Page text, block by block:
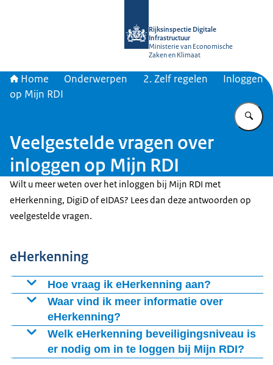
Rijksinspectie Digitale
Infrastructuur
Ministerie van Economische
Zaken en Klimaat
Home Onderwerpen 2. Zelf regelen
Inloggen
op Mijn RDI
Veelgestelde vragen over
inloggen op Mijn RDI
Wilt u meer weten over het inloggen bij Mijn RDI met
eHerkenning, DigiD of eIDAS? Lees dan deze antwoorden op
veelgestelde vragen.
eHerkenning
Hoe vraag ik eHerkenning aan?
Op
Waar vind ik meer informatie over
eHerkenning?
Op de website van
Welk eHerkenning beveiligingsniveau is
er nodig om in te loggen bij Mijn RDI?